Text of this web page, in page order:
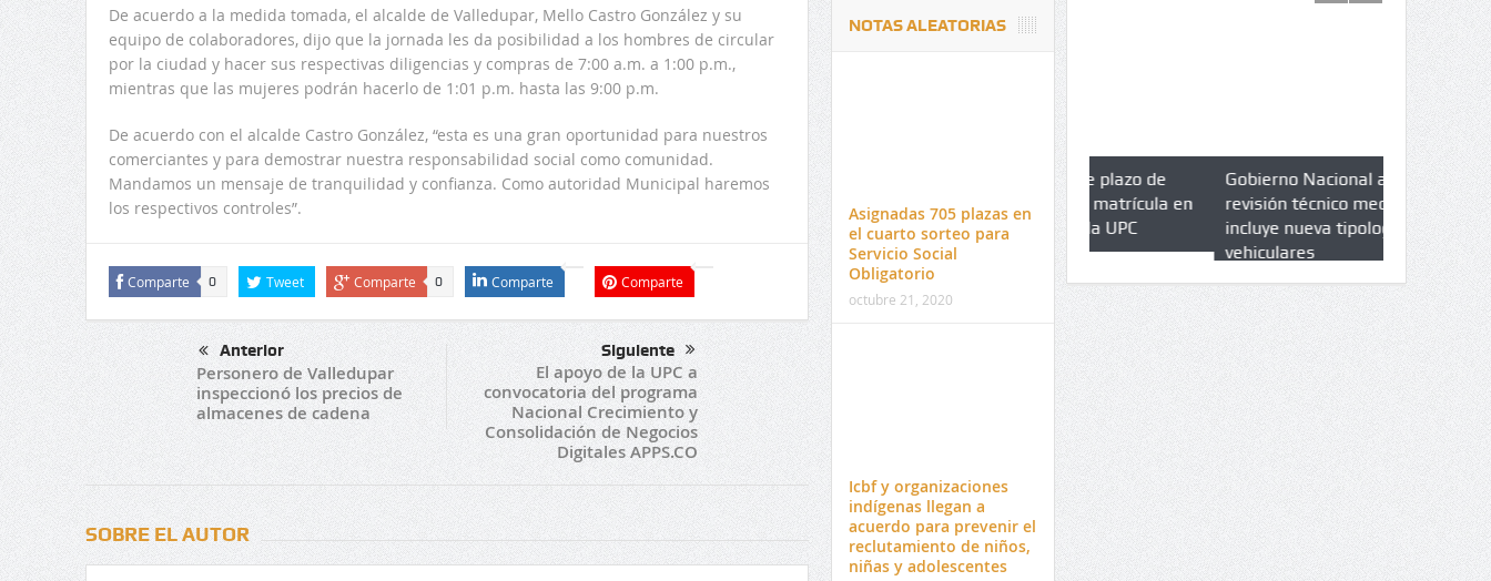
De acuerdo a la medida tomada, el alcalde de Valledupar, Mello Castro González y su
equipo de colaboradores, dijo que la jornada les da posibilidad a los hombres de circular
por la ciudad y hacer sus respectivas diligencias y compras de 7:00 a.m. a 1:00 p.m.,
mientras que las mujeres podrán hacerlo de 1:01 p.m. hasta las 9:00 p.m.
De acuerdo con el alcalde Castro González, “esta es una gran oportunidad para nuestros
comerciantes y para demostrar nuestra responsabilidad social como comunidad.
Mandamos un mensaje de tranquilidad y confianza. Como autoridad Municipal haremos
los respectivos controles”.
Comparte 0 Tweet Comparte 0 Comparte Comparte
Anterior
Personero de Valledupar
inspeccionó los precios de
almacenes de cadena
Siguiente
El apoyo de la UPC a
convocatoria del programa
Nacional Crecimiento y
Consolidación de Negocios
Digitales APPS.CO
SOBRE EL AUTOR
NOTAS ALEATORIAS
Asignadas 705 plazas en
el cuarto sorteo para
Servicio Social
Obligatorio
octubre 21, 2020
Icbf y organizaciones
indígenas llegan a
acuerdo para prevenir el
reclutamiento de niños,
niñas y adolescentes
Delwin Jiménez, nuevo Contralor
El 17 de enero vence plazo de
venta de pines para matrícula en
preuniversitario de la UPC
Gobierno Nacional amplia
revisión técnico mecánica e
incluye nueva tipologías
vehiculares
Qué es un
cuáles son